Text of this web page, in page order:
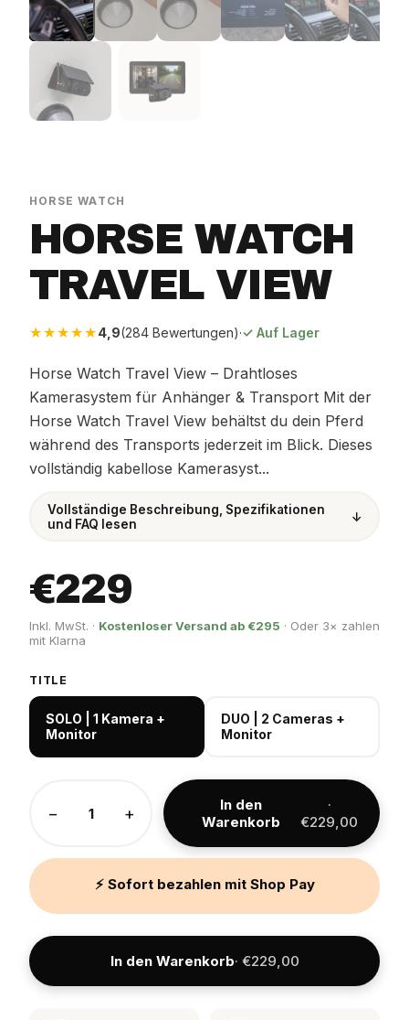
HORSE WATCH
HORSE WATCH
TRAVEL VIEW
★★★★★4,9(284 Bewertungen)·✓ Auf Lager
Horse Watch Travel View – Drahtloses
Kamerasystem für Anhänger & Transport Mit der
Horse Watch Travel View behältst du dein Pferd
während des Transports jederzeit im Blick. Dieses
vollständig kabellose Kamerasyst...
Vollständige Beschreibung, Spezifikationen
und FAQ lesen
↓
€229
Inkl. MwSt. · Kostenloser Versand ab €295 · Oder 3× zahlen
mit Klarna
TITLE
SOLO | 1 Kamera +
Monitor
DUO | 2 Cameras +
Monitor
− +
In den
Warenkorb
·
€229,00
⚡ Sofort bezahlen mit Shop Pay
In den Warenkorb· €229,00